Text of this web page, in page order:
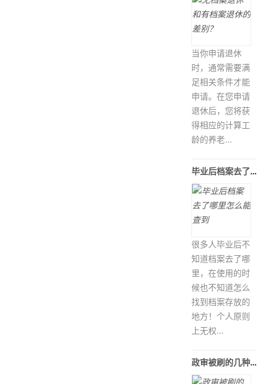
当你申请退休
时，通常需要满
足相关条件才能
申请。在您申请
退休后，您将获
得相应的计算工
龄的养老...
毕业后档案去了哪里怎么能查到
很多人毕业后不
知道档案去了哪
里，在使用的时
候也不知道怎么
找到档案存放的
地方！个人原则
上无权...
政审被刷的几种原因，你中招了吗？